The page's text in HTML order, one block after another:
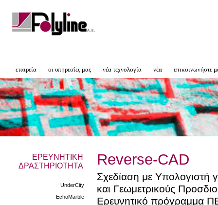
εταιρεία οι υπηρεσίες μας νέα τεχνολογία νέα επικοινωνήστε
ΕΡΕΥΝΗΤΙΚΗ
ΔΡΑΣΤΗΡΙΟΤΗΤΑ
UnderCity
EchoMarble
Reverse-CAD
Σχεδίαση με Υπολογιστή
και Γεωμετρικούς
Ερευνητικό πρόγραμμα